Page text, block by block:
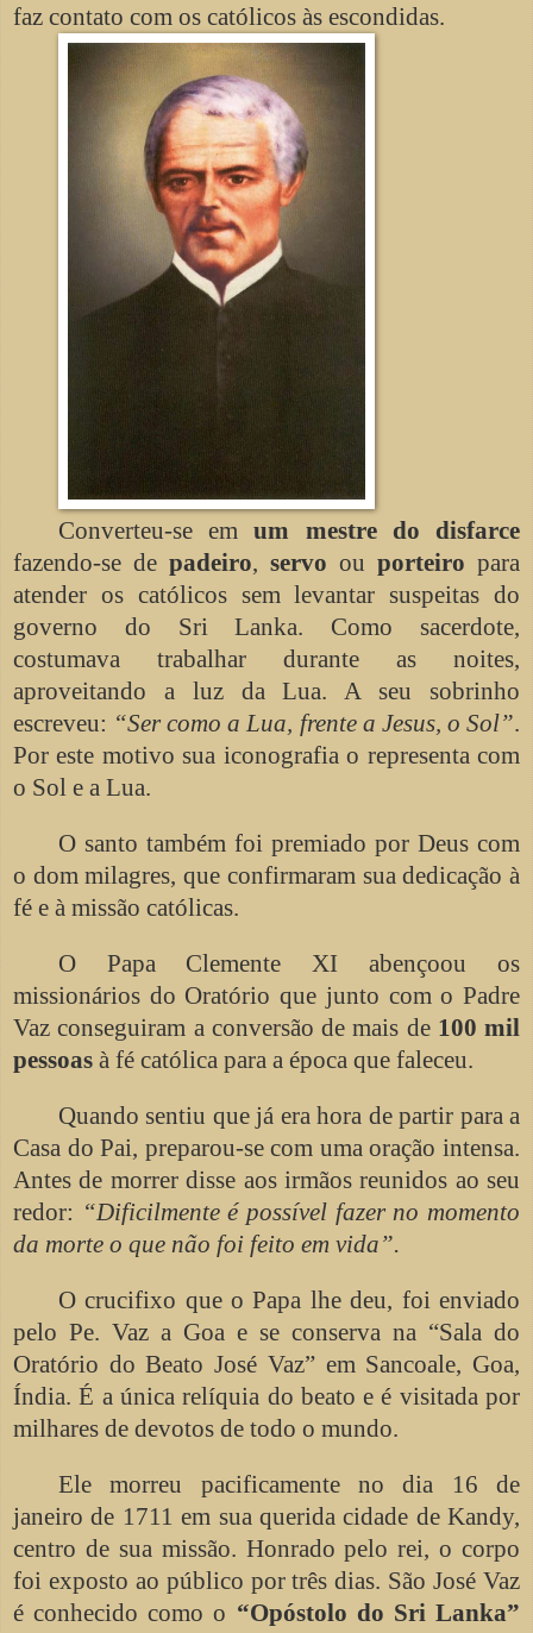
faz contato com os católicos às escondidas.
Converteu-se emum mestre do disfarce
fazendo-se de padeiro, servo ou porteiro para
atender os católicos sem levantar suspeitas do
governo do Sri Lanka. Como sacerdote,
costumava trabalhar durante as noites,
aproveitando a luz da Lua. A seu sobrinho
escreveu: “Ser como a Lua, frente a Jesus, o Sol”.
Por este motivo sua iconografia o representa com
o Sol e a Lua.
O santo também foi premiado por Deus com
o dom milagres, que confirmaram sua dedicação à
fé e à missão católicas.
O Papa Clemente XI abençoou os
missionários do Oratório que junto com o Padre
Vaz conseguiram a conversão de mais de 100 mil
pessoas à fé católica para a época que faleceu.
Quando sentiu que já era hora de partir para a
Casa do Pai, preparou-se com uma oração intensa.
Antes de morrer disse aos irmãos reunidos ao seu
redor: “Dificilmente é possível fazer no momento
da morte o que não foi feito em vida”.
O crucifixo que o Papa lhe deu, foi enviado
pelo Pe. Vaz a Goa e se conserva na “Sala do
Oratório do Beato José Vaz” em Sancoale, Goa,
Índia. É a única relíquia do beato e é visitada por
milhares de devotos de todo o mundo.
Ele morreu pacificamente no dia 16 de
janeiro de 1711 em sua querida cidade de Kandy,
centro de sua missão. Honrado pelo rei, o corpo
foi exposto ao público por três dias. São José Vaz
é conhecido como o “Opóstolo do Sri Lanka”